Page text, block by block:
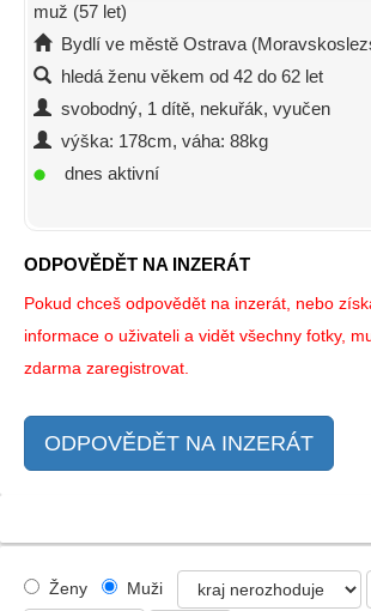
muž (57 let)
Bydlí ve městě Ostrava
hledá ženu věkem od 42 do 62 let
svobodný, 1 dítě, nekuřák, vyučen
výška: 178cm, váha: 88kg
dnes aktivní
ODPOVĚDĚT NA INZERÁT
Pokud chceš odpovědět na inzerát, nebo
informace o uživateli a vidět všechny fotky,
zdarma zaregistrovat.
ODPOVĚDĚT NA INZERÁT
Ženy Muži